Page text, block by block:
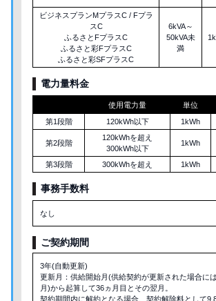
ビジネスプランMプラスC / Fプラ
スC
ふるさとFプラスC
ふるさと彩FプラスC
ふるさと彩SFプラスC
6kVA～
50kVA未
満
電力量料金
使用電力量 単位
第1段階
120kWh以下 1kWh
第2段階
120kWhを超え
300kWh以下
1kWh
第3段階 300kWhを超え 1kWh
事務手数料
なし
ご契約期間
3年(自動更新)
更新月：供給開始月(供給契約が更新された場合に
月)から起算して36ヵ月目とその翌月。
契約期間内に解約となる場合、契約解除料として